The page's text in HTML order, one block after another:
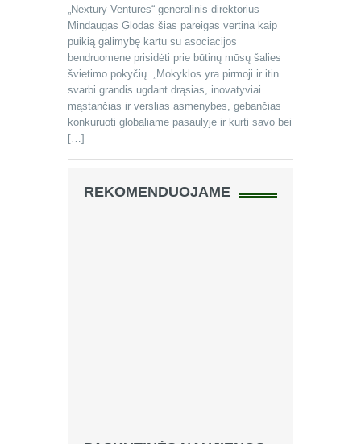
„Nextury Ventures“ generalinis direktorius
Mindaugas Glodas šias pareigas vertina kaip
puikią galimybę kartu su asociacijos
bendruomene prisidėti prie būtinų mūsų šalies
švietimo pokyčių. „Mokyklos yra pirmoji ir itin
svarbi grandis ugdant drąsias, inovatyviai
mąstančias ir verslias asmenybes, gebančias
konkuruoti globaliame pasaulyje ir kurti savo bei
[…]
REKOMENDUOJAME